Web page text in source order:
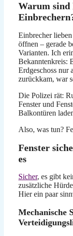
Warum sind
Einbrecher
öffnen – gerade
Varianten. Ich
Bekanntenkreis:
Erdgeschoss nur
zurückkam, war
Die Polizei rät:
Fenster und
Balkontüren
Also, was tun?
Fenster
es
Sicher, es gibt
zusätzliche
Hier ein paar
Mechanische